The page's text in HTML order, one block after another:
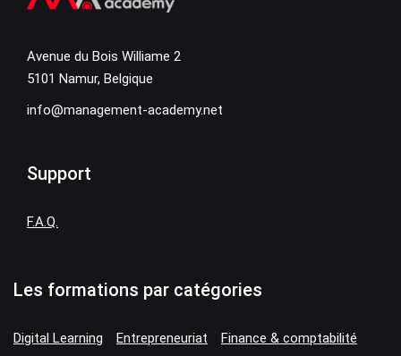
Avenue du Bois Williame 2
5101 Namur, Belgique
info@management-academy.net
Support
F.A.Q.
Les formations par catégories
Digital Learning Entrepreneuriat Finance & comptabilité